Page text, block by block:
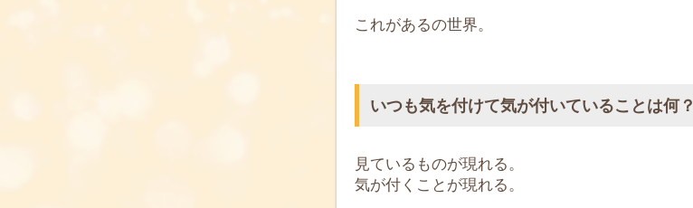
これがあるの世界。
いつも気を付けて気が付いていることは何？
見ているものが現れる。
気が付くことが現れる。